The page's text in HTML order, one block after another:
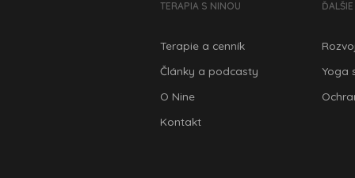
TERAPIA S NINOU
Terapie a cenník
Články a podcasty
O Nine
Kontakt
Yoga